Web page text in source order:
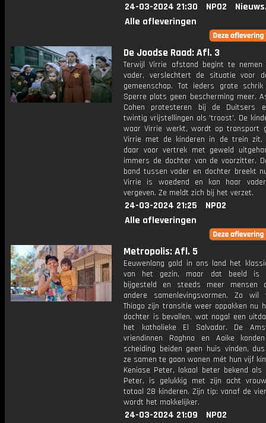
24-03-2024 21:30 NPO2
Alle afleveringen
De Joodse Raad: Afl. 3
Terwijl Virrie afstand begint te nemen
vader, verslechtert de situatie voor
gemeenschap. Tot ieders grote
Sperre plots geen bescherming meer.
Cohen protesteren bij de Duitsers
twintig vrijstellingen als 'troost'. De
waar Virrie werkt, wordt op transport
Virrie met de kinderen in de trein zit,
daar voor vertrek met geweld
immers de dochter van de voorzitter.
band tussen vader en dochter breekt
Virrie is woedend en kan haar
vergeven. Ze meldt zich bij het verzet.
24-03-2024 21:25
NPO2
Alle afleveringen
Metropolis: Afl. 5
Eeuwenlang gold in ons land het
van het gezin, maar dat beeld is
bijgesteld en steeds meer mensen
andere samenlevingsvormen. Zo wil
Thiago zijn transitie weer oppakken nu
dochter is bevallen, wat nogal een
het katholieke El Salvador. De
vriendinnen Raghna en Aaike
scheiding beiden geen huis vinden,
ze samen te gaan wonen mét hun vijf
Keniase Peter, lokaal beter bekend als
Peter, is gelukkig met zijn acht
totaal 28 kinderen. Zijn tip: vanaf de
wordt het makkelijker.
24-03-2024 21:09
NPO2